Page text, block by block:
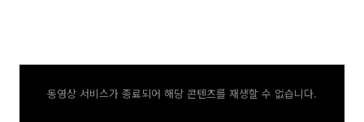
동영상 서비스가 종료되어 해당 콘텐츠를 재생할 수 없습니다.